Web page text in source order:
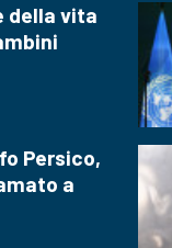
della vita
Persico,
a